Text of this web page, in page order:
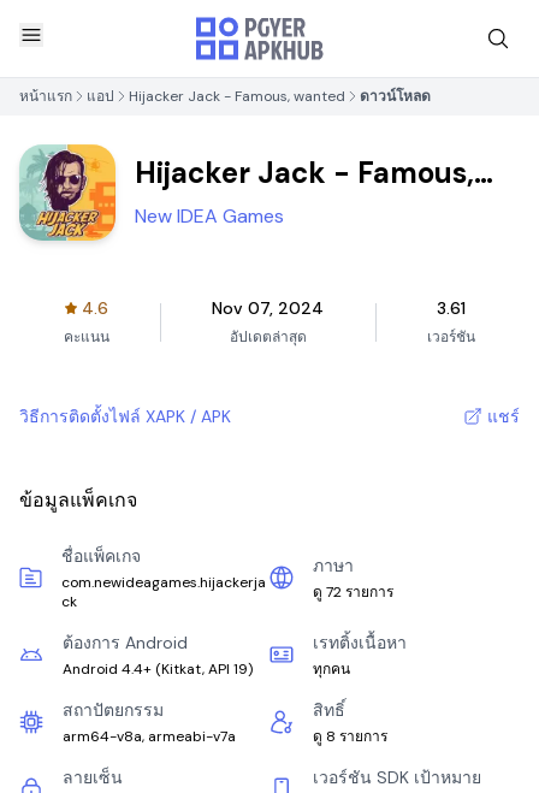
หน้าแรก แอป Hijacker Jack - Famous, wanted ดาวน์โหลด
Hijacker Jack - Famous,
wanted
New IDEA Games
4.6
คะแนน
Nov 07, 2024
อัปเดตล่าสุด
3.61
เวอร์ชัน
วิธีการติดตั้งไฟล์ XAPK / APK แชร์
ข้อมูลแพ็คเกจ
ชื่อแพ็คเกจ
com.newideagames.hijackerja
ck
ภาษา
ดู 72 รายการ
ต้องการ Android
Android 4.4+ (Kitkat, API 19)
เรทติ้งเนื้อหา
ทุกคน
สถาปัตยกรรม
arm64-v8a, armeabi-v7a
สิทธิ์
ดู 8 รายการ
ลายเซ็น เวอร์ชัน SDK เป้าหมาย